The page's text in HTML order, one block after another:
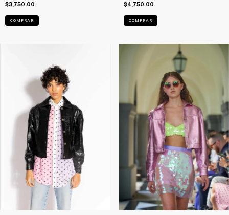
$3,750.00
COMPRAR
$4,750.00
COMPRAR